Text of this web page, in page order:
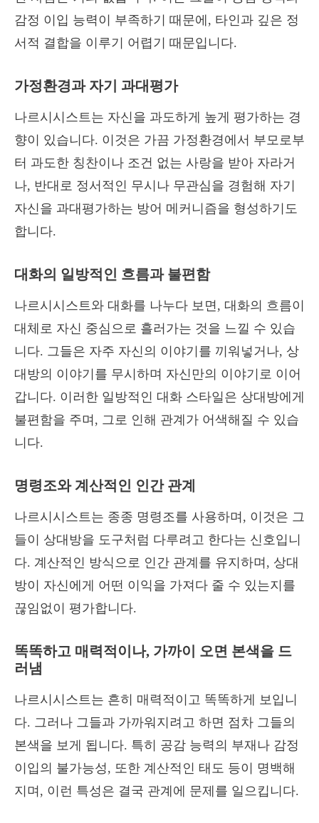
감정 이입 능력이 부족하기 때문에, 타인과 깊은 정
서적 결합을 이루기 어렵기 때문입니다.
가정환경과 자기 과대평가
나르시시스트는 자신을 과도하게 높게 평가하는 경
향이 있습니다. 이것은 가끔 가정환경에서 부모로부
터 과도한 칭찬이나 조건 없는 사랑을 받아 자라거
나, 반대로 정서적인 무시나 무관심을 경험해 자기
자신을 과대평가하는 방어 메커니즘을 형성하기도
합니다.
대화의 일방적인 흐름과 불편함
나르시시스트와 대화를 나누다 보면, 대화의 흐름이
대체로 자신 중심으로 흘러가는 것을 느낄 수 있습
니다. 그들은 자주 자신의 이야기를 끼워넣거나, 상
대방의 이야기를 무시하며 자신만의 이야기로 이어
갑니다. 이러한 일방적인 대화 스타일은 상대방에게
불편함을 주며, 그로 인해 관계가 어색해질 수 있습
니다.
명령조와 계산적인 인간 관계
나르시시스트는 종종 명령조를 사용하며, 이것은 그
들이 상대방을 도구처럼 다루려고 한다는 신호입니
다. 계산적인 방식으로 인간 관계를 유지하며, 상대
방이 자신에게 어떤 이익을 가져다 줄 수 있는지를
끊임없이 평가합니다.
똑똑하고 매력적이나, 가까이 오면 본색을 드
러냄
나르시시스트는 흔히 매력적이고 똑똑하게 보입니
다. 그러나 그들과 가까워지려고 하면 점차 그들의
본색을 보게 됩니다. 특히 공감 능력의 부재나 감정
이입의 불가능성, 또한 계산적인 태도 등이 명백해
지며, 이런 특성은 결국 관계에 문제를 일으킵니다.